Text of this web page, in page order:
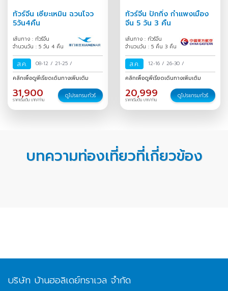
ทัวร์จีน เซียะเหมิน ฉวนโจว
5วัน4คืน
เส้นทาง : ทัวร์จีน
จำนวนวัน : 5 วัน 4 คืน
ส.ค. 08-12 / 21-25 /
คลิกเพื่อดูพีเรียดเดินทางเพิ่มเติม
31,900
ราคาเริ่มต้น บาท/ท่าน
ดูโปรแกรมทัวร์
ทัวร์จีน ปักกิ่ง กำแพงเมือง
จีน 5 วัน 3 คืน
เส้นทาง : ทัวร์จีน
จำนวนวัน : 5 คืน 3 คืน
ส.ค. 12-16 / 26-30 /
คลิกเพื่อดูพีเรียดเดินทางเพิ่มเติม
20,999
ราคาเริ่มต้น บาท/ท่าน
ดูโปรแกรมทัวร์
บทความท่องเที่ยวที่เกี่ยวข้อง
บริษัท บ้านฮอลิเดย์ทราเวล จำกัด